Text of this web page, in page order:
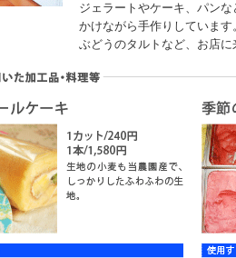
ジェラートやケーキ、パン
かけながら手作りしていま
ぶどうのタルトなど、お店